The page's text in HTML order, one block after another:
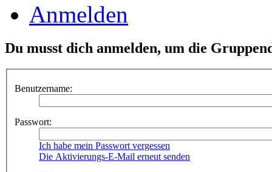
Anmelden
Du musst dich anmelden, um die
Benutzername:
Passwort:
Ich habe mein Passwort vergessen
Die Aktivierungs-E-Mail erneut senden